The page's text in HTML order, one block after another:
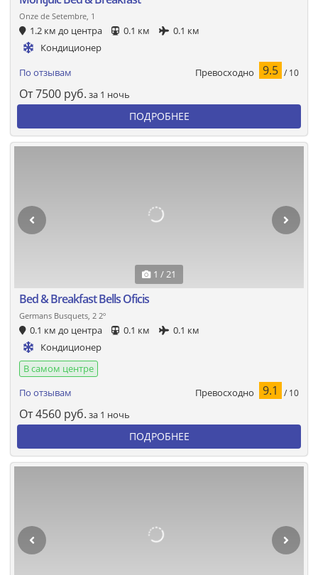
Onze de Setembre, 1
1.2 км до центра 0.1 км
0.1 км
Кондиционер
По отзывам Превосходно 9.5 / 10
От7500 руб. за 1 ночь
ПОДРОБНЕЕ
1 / 21
Bed & Breakfast Bells Oficis
Germans Busquets, 2 2º
0.1 км до центра 0.1 км
0.1 км
Кондиционер
В самом центре
По отзывам
Превосходно 9.1 / 10
От4560 руб. за 1 ночь
ПОДРОБНЕЕ